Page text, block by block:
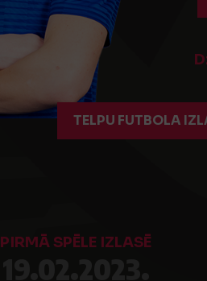
TELPU FUTBOLA
PIRMĀ SPĒLE IZLASĒ